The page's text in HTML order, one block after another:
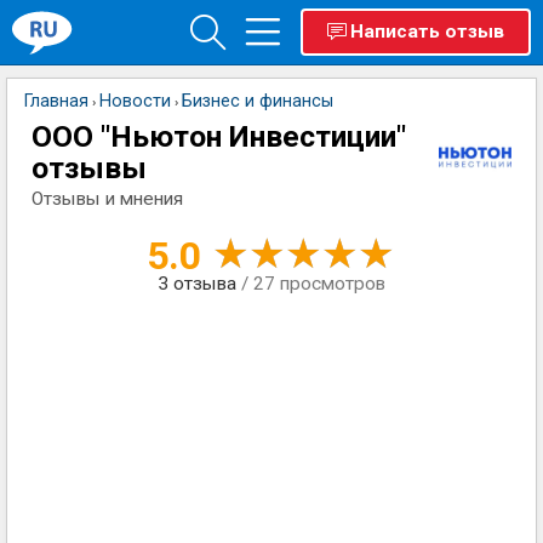
Написать отзыв
Главная › Новости › Бизнес и финансы
ООО "Ньютон Инвестиции"
отзывы
Отзывы и мнения
5.0
3 отзыва / 27 просмотров